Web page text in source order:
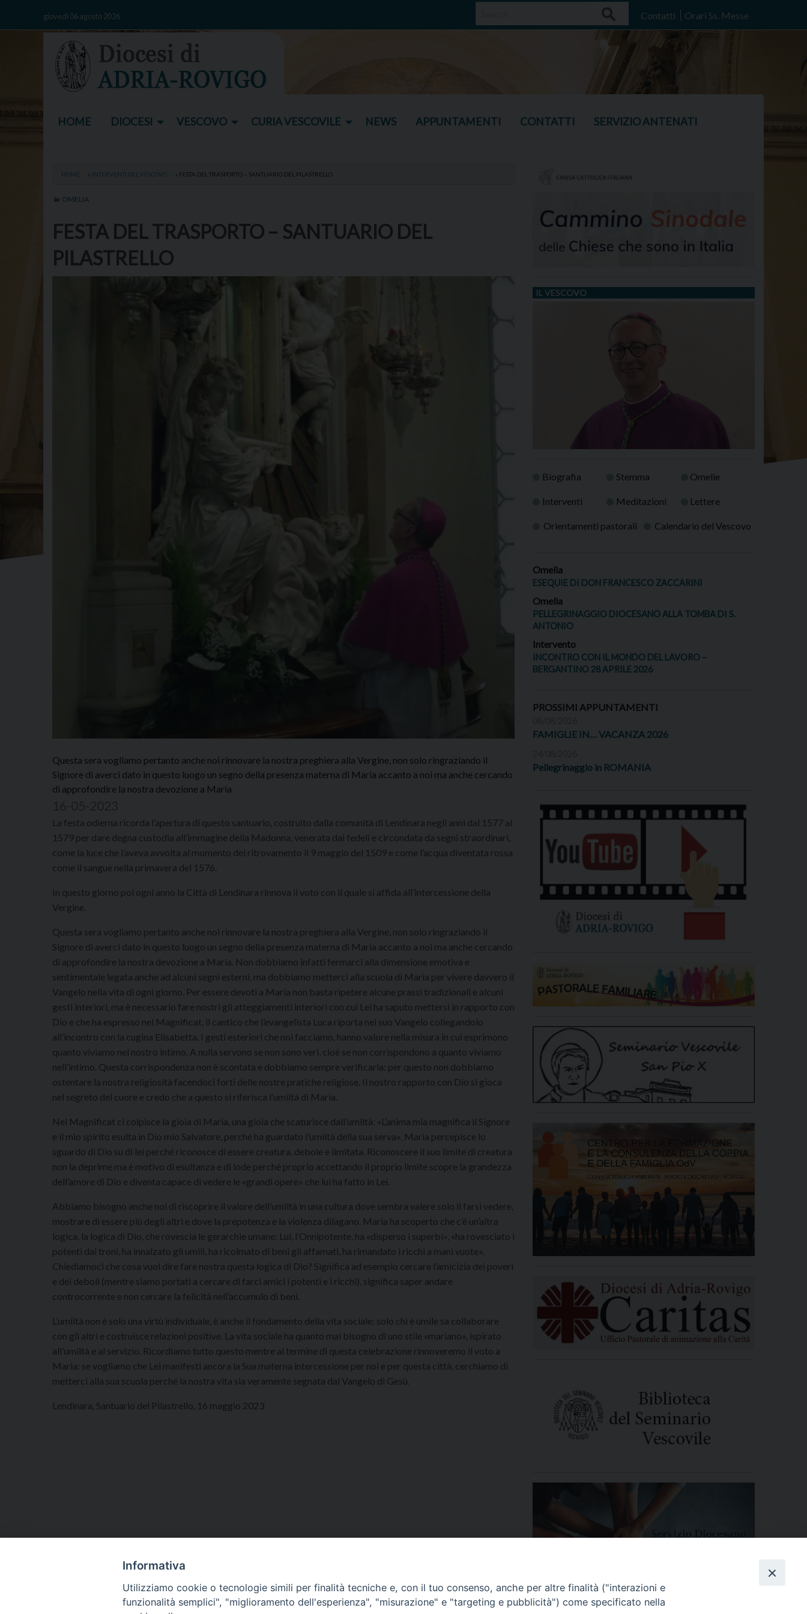
giovedì 06 agosto 2026 Contatti Orari Ss. Messe
HOME DIOCESI VESCOVO CURIA VESCOVILE NEWS APPUNTAMENTI CONTATTI SERVIZIO ANTENATI
HOME » INTERVENTI DEL VESCOVO » FESTA DEL TRASPORTO – SANTUARIO DEL PILASTRELLO
OMELIA
FESTA DEL TRASPORTO – SANTUARIO DEL
PILASTRELLO
Questa sera vogliamo pertanto anche noi rinnovare la nostra preghiera alla Vergine, non solo ringraziando il
Signore di averci dato in questo luogo un segno della presenza materna di Maria accanto a noi ma anche cercando
di approfondire la nostra devozione a Maria
La festa odierna ricorda l’apertura di questo santuario, costruito dalla comunità di Lendinara negli anni dal 1577 al
1579 per dare degna custodia all’immagine della Madonna, venerata dai fedeli e circondata da segni straordinari,
come la luce che l’aveva avvolta al momento del ritrovamento il 9 maggio del 1509 e come l’acqua diventata rossa
come il sangue nella primavera del 1576.
In questo giorno poi ogni anno la Città di Lendinara rinnova il voto con il quale si affida all’intercessione della
Vergine.
Questa sera vogliamo pertanto anche noi rinnovare la nostra preghiera alla Vergine, non solo ringraziando il
Signore di averci dato in questo luogo un segno della presenza materna di Maria accanto a noi ma anche cercando
di approfondire la nostra devozione a Maria. Non dobbiamo infatti fermarci alla dimensione emotiva e
sentimentale legata anche ad alcuni segni esterni, ma dobbiamo metterci alla scuola di Maria per vivere davvero il
Vangelo nella vita di ogni giorno. Per essere devoti a Maria non basta ripetere alcune prassi tradizionali e alcuni
gesti interiori, ma è necessario fare nostri gli atteggiamenti interiori con cui Lei ha saputo mettersi in rapporto con
Dio e che ha espresso nel Magnificat, il cantico che l’evangelista Luca riporta nel suo Vangelo collegandolo
all’incontro con la cugina Elisabetta. I gesti esteriori che noi facciamo, hanno valore nella misura in cui esprimono
quanto viviamo nel nostro intimo. A nulla servono se non sono veri, cioè se non corrispondono a quanto viviamo
nell’intimo. Questa corrispondenza non è scontata e dobbiamo sempre verificarla: per questo non dobbiamo
ostentare la nostra religiosità facendoci forti delle nostre pratiche religiose. Il nostro rapporto con Dio si gioca
nel segreto del cuore e credo che a questo si riferisca l’umiltà di Maria.
Nel Magnificat ci colpisce la gioia di Maria, una gioia che scaturisce dall’umiltà: «L’anima mia magnifica il Signore
e il mio spirito esulta in Dio mio Salvatore, perché ha guardato l’umiltà della sua serva». Maria percepisce lo
sguardo di Dio su di lei perché riconosce di essere creatura, debole e limitata. Riconoscere il suo limite di creatura
non la deprime ma è motivo di esultanza e di lode perché proprio accettando il proprio limite scopre la grandezza
dell’amore di Dio e diventa capace di vedere le «grandi opere» che lui ha fatto in Lei.
Abbiamo bisogno anche noi di riscoprire il valore dell’umiltà in una cultura dove sembra valere solo il farsi vedere,
mostrare di essere più degli altri e dove la prepotenza e la violenza dilagano. Maria ha scoperto che c’è un’altra
logica, la logica di Dio, che rovescia le gerarchie umane: Lui, l’Onnipotente, ha «disperso i superbi», «ha rovesciato i
potenti dai troni, ha innalzato gli umili, ha ricolmato di beni gli affamati, ha rimandato i ricchi a mani vuote».
Chiediamoci che cosa vuol dire fare nostra questa logica di Dio? Significa ad esempio cercare l’amicizia dei poveri
e dei deboli (mentre siamo portati a cercare di farci amici i potenti e i ricchi), significa saper andare
controcorrente e non cercare la felicità nell’accumulo di beni.
L’umiltà non è solo una virtù individuale, è anche il fondamento della vita sociale: solo chi è umile sa collaborare
con gli altri e costruisce relazioni positive. La vita sociale ha quanto mai bisogno di uno stile «mariano», ispirato
all’umiltà e al servizio. Ricordiamo tutto questo mentre al termine di questa celebrazione rinnoveremo il voto a
Maria: se vogliamo che Lei manifesti ancora la Sua materna intercessione per noi e per questa città, cerchiamo di
metterci alla sua scuola perché la nostra vita sia veramente segnata dal Vangelo di Gesù.
Lendinara, Santuario del Pilastrello, 16 maggio 2023
IL VESCOVO
Biografia Stemma Omelie
Interventi Meditazioni Lettere
Orientamenti pastorali Calendario del Vescovo
Omelia
ESEQUIE DI DON FRANCESCO ZACCARINI
Omelia
PELLEGRINAGGIO DIOCESANO ALLA TOMBA DI S.
ANTONIO
Intervento
INCONTRO CON IL MONDO DEL LAVORO –
BERGANTINO 28 APRILE 2026
PROSSIMI APPUNTAMENTI
FAMIGLIE IN… VACANZA 2026
Pellegrinaggio in ROMANIA
Informativa
Utilizziamo cookie o tecnologie simili per finalità tecniche e, con il tuo consenso, anche per altre finalità ("interazioni e
funzionalità semplici", "miglioramento dell'esperienza", "misurazione" e "targeting e pubblicità") come specificato nella